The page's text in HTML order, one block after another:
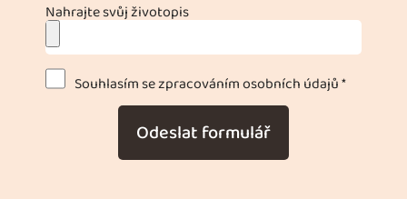
Nahrajte svůj životopis
Souhlasím se zpracováním osobních údajů *
Odeslat formulář